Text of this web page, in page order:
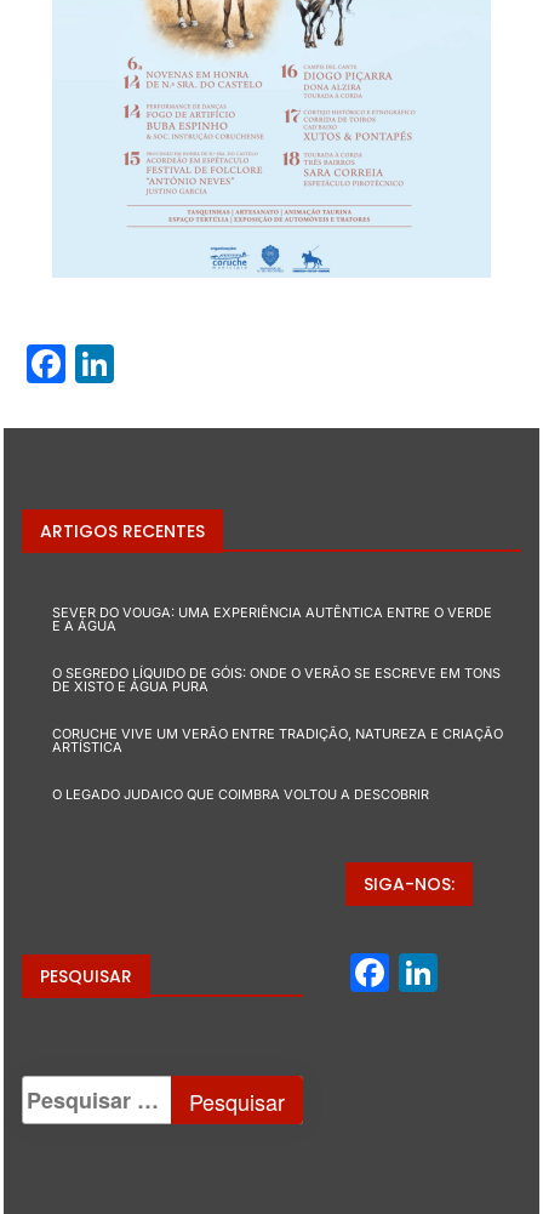
Facebook
ARTIGOS RECENTES
SEVER DO VOUGA: UMA EXPERIÊNCIA AUTÊNTICA ENTRE O VERDE
E A ÁGUA
O SEGREDO LÍQUIDO DE GÓIS: ONDE O VERÃO SE ESCREVE EM TONS
DE XISTO E ÁGUA PURA
CORUCHE VIVE UM VERÃO ENTRE TRADIÇÃO, NATUREZA E CRIAÇÃO
ARTÍSTICA
O LEGADO JUDAICO QUE COIMBRA VOLTOU A DESCOBRIR
PESQUISAR
SIGA-NOS: